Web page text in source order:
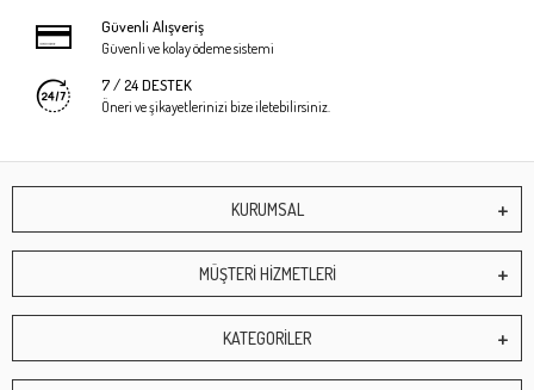
Güvenli Alışveriş
Güvenli ve kolay ödeme sistemi
7 / 24 DESTEK
Öneri ve şikayetlerinizi bize iletebilirsiniz.
KURUMSAL
MÜŞTERİ HİZMETLERİ
KATEGORİLER